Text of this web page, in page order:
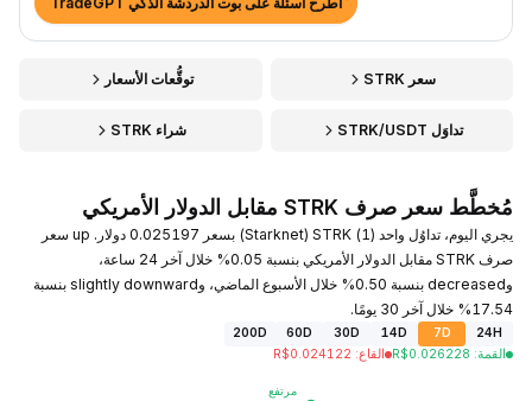
سعر STRK توقُّعات الأسعار
تداوَل STRK/USDT شراء STRK
مُخطَّط سعر صرف STRK مقابل الدولار الأمريكي
يجري اليوم، تداوُل واحد (1) STRK ‏(Starknet) بسعر 0.025197 دولار. up سعر
صرف STRK مقابل الدولار الأمريكي بنسبة 0.05% خلال آخر 24 ساعة،
وdecreased بنسبة 0.50% خلال الأسبوع الماضي، وslightly downward بنسبة
17.54% خلال آخر 30 يومًا.
24H
7D
14D
30D
60D
200D
القمة:
R$0.026228 القاع:
R$0.024122